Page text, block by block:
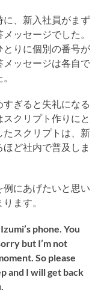
、新入社員がまず
ッセージでした。
りに個別の番号が
ッセージは各自で
ぎると失礼になる
クリプト作りにと
スクリプトは、新
ど社内で普及しま
にあげたいと思い
ます。
phone. You
but I’m not
So please
and I will get back